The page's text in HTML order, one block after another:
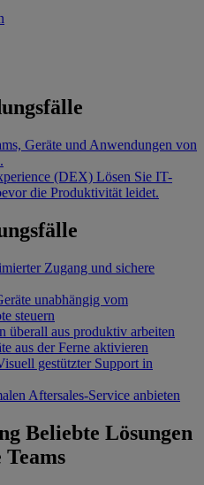
Geräte und Anwendungen von
(DEX) Lösen Sie IT-
die Produktivität leidet.
Zugang und sichere
unabhängig vom
steuern
überall aus produktiv arbeiten
aus der Ferne aktivieren
gestützter Support in
Aftersales-Service anbieten
Beliebte Lösungen